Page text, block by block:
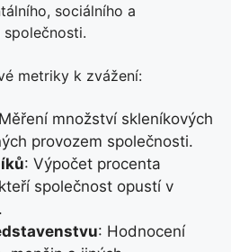
sociálního a
metriky k zvážení:
množství skleníkových
provozem společnosti.
: Výpočet procenta
společnost opustí v
: Hodnocení